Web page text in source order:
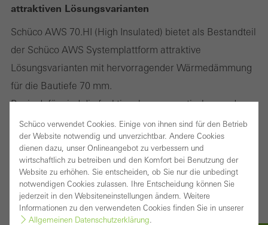
attraktiven Lösungsvarianten
Schüco AWS 70.HI (High Insulated) bietet als Bestandteil
der Schüco AWS Systemplattform attraktive
Lösungsvarianten mit hervorragender Wärmedämmung
für die Bautiefe 70 mm.
Basis dafür sind die funktionalen, energetischen und
gestalterischen Eigenschaften der Aluminium-
Konstruktion: Die perfekt aufeinander abgestimmten
Komponenten vereinen Vorzüge wie exzellente
Wärmedämmwerte, schlanke Ansichtsbreiten und
verdeckt liegende, klassisch manuelle oder integrierte
elektromechanische Beschläge für nach innen und nach
Schüco verwendet Cookies. Einige von ihnen sind für den Betrieb
der Website notwendig und unverzichtbar. Andere Cookies
dienen dazu, unser Onlineangebot zu verbessern und
wirtschaftlich zu betreiben und den Komfort bei Benutzung der
Website zu erhöhen. Sie entscheiden, ob Sie nur die unbedingt
notwendigen Cookies zulassen. Ihre Entscheidung können Sie
jederzeit in den Websiteneinstellungen ändern. Weitere
Informationen zu den verwendeten Cookies finden Sie in unserer
Allgemeinen Datenschutzerklärung